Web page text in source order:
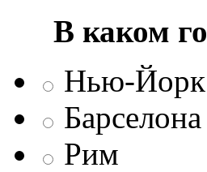
В каком
Нью-Йорк
Барселона
Рим